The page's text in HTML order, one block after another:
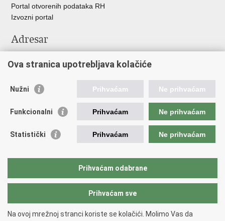
Portal otvorenih podataka RH
Izvozni portal
Adresar
Adresar tijela javne vlasti
Popis dužnosnika u RH
Važne poveznice
Agencija za lijekove i medicinske proizvode
Hrvatski zavod za javno zdravstvo
Hrvatski zavod za hitnu medicinu
Ova stranica upotrebljava kolačiće
Nužni Prihvaćam Ne prihvaćam
Funkcionalni Prihvaćam Ne prihvaćam
Statistički Prihvaćam Ne prihvaćam
Prihvaćam odabrane
Prihvaćam sve
Na ovoj mrežnoj stranci koriste se kolačići. Molimo Vas da